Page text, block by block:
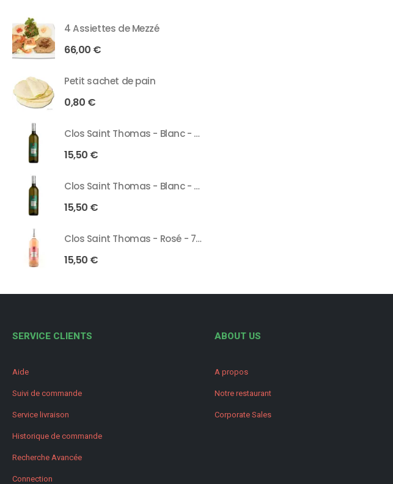
4 Assiettes de Mezzé
66,00 €
Petit sachet de pain
0,80 €
Clos Saint Thomas - Blanc - 75 Cl
15,50 €
Clos Saint Thomas - Blanc - 37 Cl
15,50 €
Clos Saint Thomas - Rosé - 75 Cl
15,50 €
SERVICE CLIENTS
Aide
Suivi de commande
Service livraison
Historique de commande
Recherche Avancée
Connection
ABOUT US
A propos
Notre restaurant
Corporate Sales